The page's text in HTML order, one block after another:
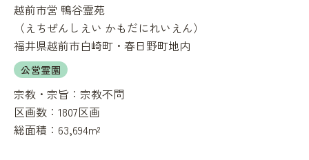
越前市営 鴨谷霊苑
（えちぜんしえい かもだにれいえん）
福井県越前市白崎町・春日野町地内
公営霊園
宗教・宗旨： 宗教不問
区画数： 1807区画
総面積： 63,694m²